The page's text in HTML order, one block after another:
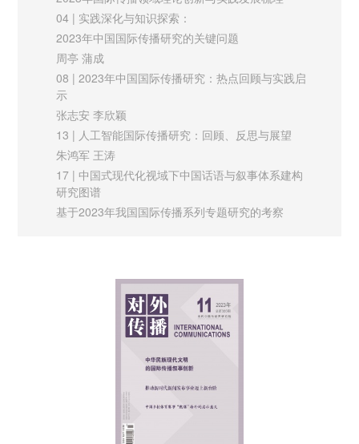
以“从历史看当下”英文播客为例
杜国东
国际视野
76 | 全球软实力评价体系的变革与重构
赵瑜佩 方兴东
（authority）模式，是以国家需求导向，以国际传播能力培养为
核心内容，复合其他学科尤其是语言能力的“国际传播+”模式。
适应新时代中国与世界国际关系、国际格局的变化以及当下媒介
技术引发的全域性、生态性、颠覆性变革，未来国际传播人才培
养亟需走向分散枢纽模式（hub），通过在不同专业、学科复合
国际传播能力培养，实现从“国际传播+”走向“+国际传播”，从不
同专业、学科赋能国际传播走向国际传播赋能不同学科、专业，
实现因校、因专业制宜的国际传播人才培养模式创新和专业、学
科体系建设，解决中国国际传播在专业领域的结构性失语。
业都在积极探索元宇宙如何赋能文化产业，传统文化元宇宙化也
将成为其中一个重要方向。保护、传承和弘扬传统文化，会有效
增强国家凝聚力和国际影响力。元宇宙所具备的媒介综合优势为
中国传统文化沉浸传播提供了新的路径和方向。作为下一代媒介
通过建立元宇宙中国传统文化资源库、元宇宙物质遗产/非物质
遗产博物馆档案馆以及将传统节日元宇宙化等方式，推动实现在
04 | 实践深化与知识探索：
2023年中国国际传播研究的关键问题
周亭 蒲成
08 | 2023年中国国际传播研究：热点回顾与实践启
示
张志安 李欣颖
13 | 人工智能国际传播研究：回顾、反思与展望
朱鸿军 王涛
17 | 中国式现代化视域下中国话语与叙事体系建构
研究图谱
基于2023年我国国际传播系列专题研究的考察
谢清果 胡羽佳
27 | 2023年国际传播领域的理论创新与实践发展
廖圣清 付饶 刘敏
32 | 展示丰富多彩、生动立体的中国形象
基于中国国家形象全球调查（2021）的思考
当代中国与世界研究院课题组
36 | 华裔新生代赓续中华文脉传播实践研究